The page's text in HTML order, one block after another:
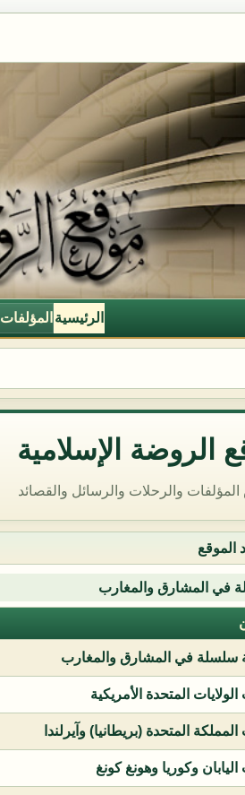
الرئيسية المؤلفات
الروضة الإسلامية
والرحلات والرسائل والقصائد
الموقع
في المشارق والمغارب
سلسلة في المشارق والمغارب
المتحدة الأمريكية
المتحدة (بريطانيا) وآيرلندا
وكوريا وهونغ كونغ